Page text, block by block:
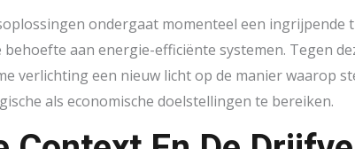
ondergaat momenteel een
aan energie-efficiënte systemen. Tegen
verlichting een nieuw licht op de manier waarop
als economische doelstellingen te bereiken.